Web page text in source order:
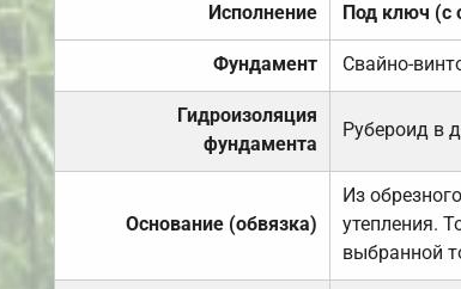
Исполнение Под ключ (с
Фундамент Свайно-
Гидроизоляция
фундамента
Рубероид в
Основание (обвязка)
Из
утепления.
выбранной